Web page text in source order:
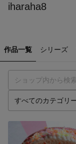
iharaha8
作品一覧 シリーズ